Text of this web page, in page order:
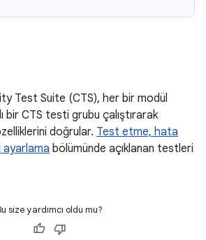
Test Suite (CTS), her bir modül
bir CTS testi grubu çalıştırarak
doğrular. Test etme, hata
ayarlama bölümünde açıklanan testleri
size yardımcı oldu mu?